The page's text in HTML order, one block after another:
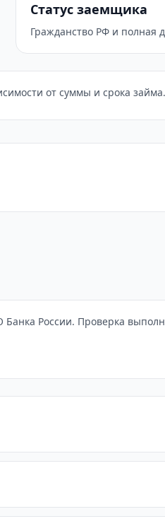
Статус заемщика
Гражданство РФ и полная
от суммы и срока займа.
России. Проверка